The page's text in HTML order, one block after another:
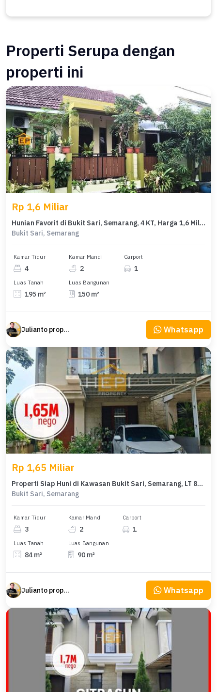
Properti Serupa dengan
properti ini
Rp 1,6 Miliar
Hunian Favorit di Bukit Sari, Semarang, 4 KT, Harga 1,6 Miliar
Bukit Sari, Semarang
Kamar Tidur
4
Kamar Mandi
2
Carport
1
Luas Tanah
195 m²
Luas Bangunan
150 m²
Julianto property Julianto Whatsapp
Rp 1,65 Miliar
Properti Siap Huni di Kawasan Bukit Sari, Semarang, LT 84m²
Bukit Sari, Semarang
Kamar Tidur
3
Kamar Mandi
2
Carport
1
Luas Tanah
84 m²
Luas Bangunan
90 m²
Julianto property Julianto Whatsapp